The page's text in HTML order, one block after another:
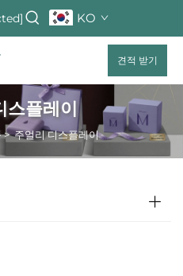
KO
견적 받기
플레이
>주얼리 디스플레이